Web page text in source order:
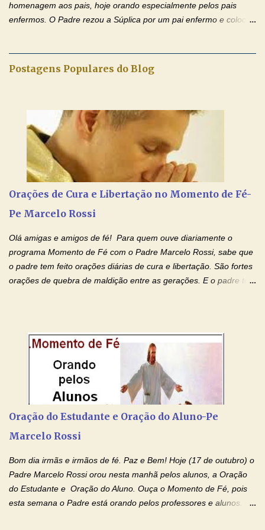
homenagem aos pais, hoje orando especialmente pelos pais
enfermos. O Padre rezou a Súplica por um pai enfermo e colocou
de Nossa Senhora. Adriana dos Anjos-Devoção e Fé Mensagem
aos nossos pais. Hoje nossas orações serão focadas nos pais
que não se encontram bem de saúde, OS PAIS ENFERMOS!
Amados, durante toda esta semana vamos orar pelos nossos
pais. Vamos dedicar um dia para os pais mais idosos, pais que
estão doentes, pais que estão longe dos filhos, pais que já são
falecidos, pais que tem problemas com vícios, enfim, vamos orar
Postagens Populares do Blog
Orações de Cura e Libertação no Momento de Fé-
Pe Marcelo Rossi
Olá amigas e amigos de fé! Para quem ouve diariamente o
programa Momento de Fé com o Padre Marcelo Rossi, sabe que
o padre tem feito orações diárias de cura e libertação. São fortes
orações de quebra de maldição entre as gerações. E o padre tem
por estas valiosas orações. Tenham um lindo fim de semana na
paz de Jesus Cristo e no amor de Maria Santíssima. Adriana-
Devoção e Fé Clique para acessar: Facebook Padre Marcelo
Rossi Site Padre Marcelo Rossi (para ouvir o Momento de Fé)
Tocai, Cura! E Restaura! "Jesus, no poder de Seu Nome, peço
agora que as águas do meu batismo fluam para trás através das
gerações, através de todas as raízes da minha árvore
genealógica. Que o Sangue de Jesus, purificador e vivificante,
Oração do Estudante e Oração do Aluno-Pe
Marcelo Rossi
Bom dia irmãs e irmãos de fé. Paz e Bem! Hoje (17 de outubro) o
Padre Marcelo Rossi orou nesta manhã pelos alunos, a Oração
do Estudante e Oração do Aluno. Ouça o Momento de Fé, pois
esta semana o Padre está orando pelos professores e alunos.